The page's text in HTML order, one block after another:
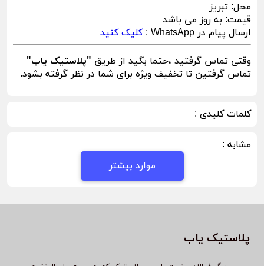
محل: تبریز
قیمت: به روز می باشد
ارسال پیام در WhatsApp :
کلیک کنید
وقتی تماس گرفتید ،حتما بگید از طریق "پلاستیک یاب"
تماس گرفتین تا تخفیف ویژه برای شما در نظر گرفته بشود.
کلمات کلیدی :
مشابه :
موارد بیشتر
پلاستیک یاب